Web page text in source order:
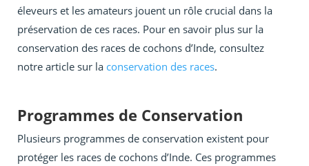
éleveurs et les amateurs jouent un rôle crucial dans la
préservation de ces races. Pour en savoir plus sur la
conservation des races de cochons d’Inde, consultez
notre article sur la conservation des races.
Programmes de Conservation
Plusieurs programmes de conservation existent pour
protéger les races de cochons d’Inde. Ces programmes